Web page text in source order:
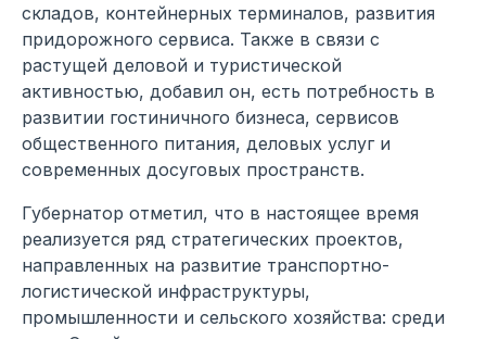
складов, контейнерных терминалов, развития
придорожного сервиса. Также в связи с
растущей деловой и туристической
активностью, добавил он, есть потребность в
развитии гостиничного бизнеса, сервисов
общественного питания, деловых услуг и
современных досуговых пространств.
Губернатор отметил, что в настоящее время
реализуется ряд стратегических проектов,
направленных на развитие транспортно-
логистической инфраструктуры,
промышленности и сельского хозяйства: среди